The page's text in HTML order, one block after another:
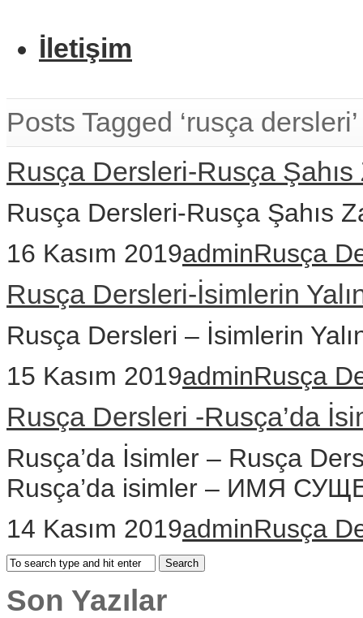
İletişim
Posts Tagged ‘rusça dersleri’
Rusça Dersleri-Rusça
Rusça Dersleri-Rusça Şahıs
16 Kasım 2019adminRusça
Rusça Dersleri-İsimlerin
Rusça Dersleri – İsimlerin
15 Kasım 2019adminRusça
Rusça Dersleri -Rusça’da
Rusça’da İsimler – Rusça
Rusça’da isimler – ИМЯ
14 Kasım 2019adminRusça
Son Yazılar